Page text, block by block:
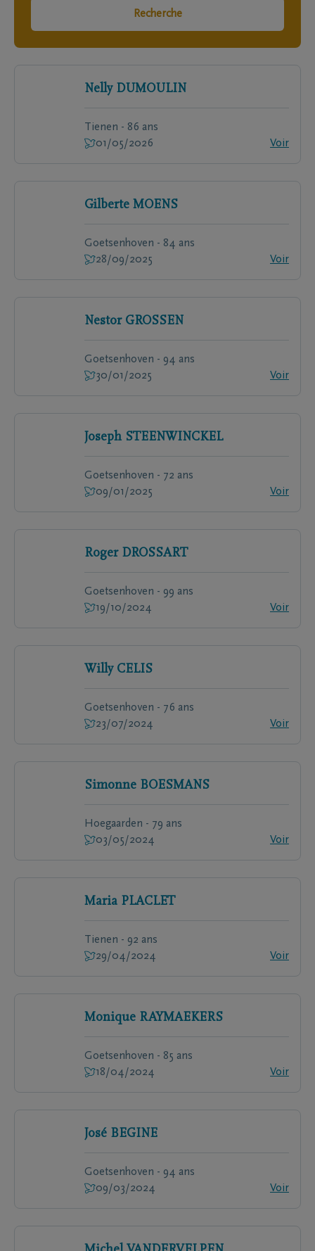
Recherche
Nelly DUMOULIN
Tienen - 86 ans
01/05/2026
Voir
Gilberte MOENS
Goetsenhoven - 84 ans
28/09/2025
Voir
Nestor GROSSEN
Goetsenhoven - 94 ans
30/01/2025
Voir
Joseph STEENWINCKEL
Goetsenhoven - 72 ans
09/01/2025
Voir
Roger DROSSART
Goetsenhoven - 99 ans
19/10/2024
Voir
Willy CELIS
Goetsenhoven - 76 ans
23/07/2024
Voir
Simonne BOESMANS
Hoegaarden - 79 ans
03/05/2024
Voir
Maria PLACLET
Tienen - 92 ans
29/04/2024
Voir
Monique RAYMAEKERS
Goetsenhoven - 85 ans
18/04/2024
Voir
José BEGINE
Goetsenhoven - 94 ans
09/03/2024
Voir